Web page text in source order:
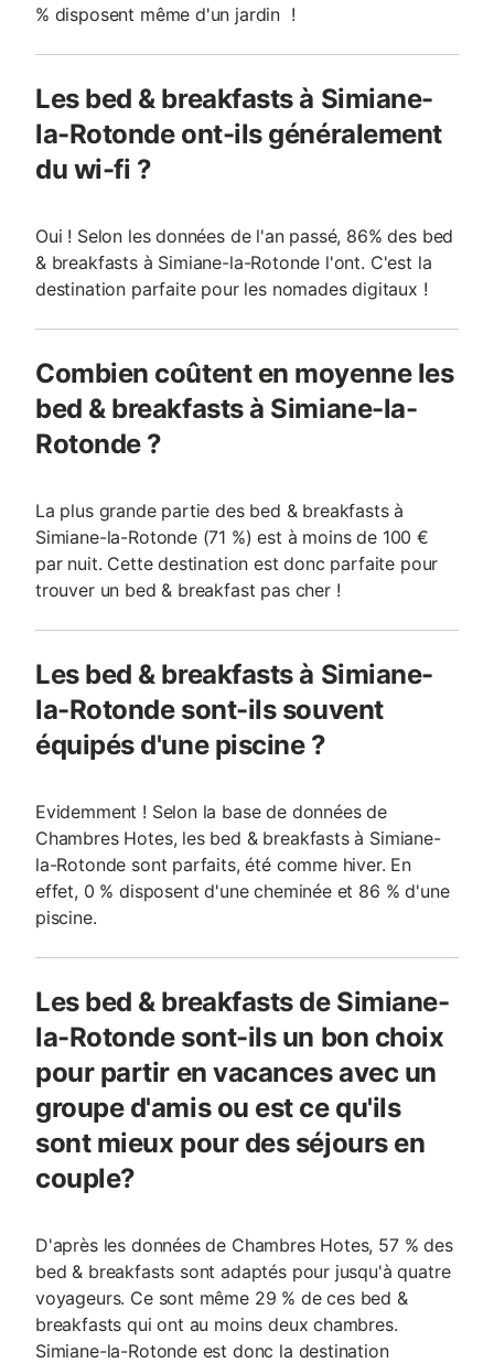
% disposent même d'un jardin !
Les bed & breakfasts à Simiane-
la-Rotonde ont-ils généralement
du wi-fi ?
Oui ! Selon les données de l'an passé, 86% des bed
& breakfasts à Simiane-la-Rotonde l'ont. C'est la
destination parfaite pour les nomades digitaux !
Combien coûtent en moyenne les
bed & breakfasts à Simiane-la-
Rotonde ?
La plus grande partie des bed & breakfasts à
Simiane-la-Rotonde (71 %) est à moins de 100 €
par nuit. Cette destination est donc parfaite pour
trouver un bed & breakfast pas cher !
Les bed & breakfasts à Simiane-
la-Rotonde sont-ils souvent
équipés d'une piscine ?
Evidemment ! Selon la base de données de
Chambres Hotes, les bed & breakfasts à Simiane-
la-Rotonde sont parfaits, été comme hiver. En
effet, 0 % disposent d'une cheminée et 86 % d'une
piscine.
Les bed & breakfasts de Simiane-
la-Rotonde sont-ils un bon choix
pour partir en vacances avec un
groupe d'amis ou est ce qu'ils
sont mieux pour des séjours en
couple?
D'après les données de Chambres Hotes, 57 % des
bed & breakfasts sont adaptés pour jusqu'à quatre
voyageurs. Ce sont même 29 % de ces bed &
breakfasts qui ont au moins deux chambres.
Simiane-la-Rotonde est donc la destination